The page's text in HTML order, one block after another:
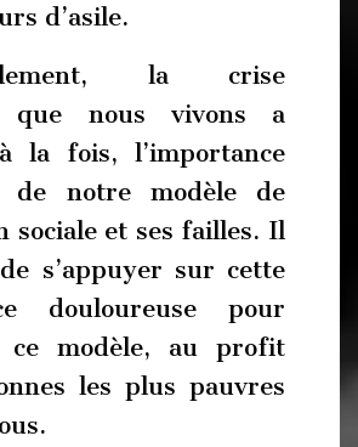
d’asile.
la crise
que nous vivons a
la fois, l’importance
de notre modèle de
sociale et ses failles. Il
s’appuyer sur cette
douloureuse pour
ce modèle, au profit
les plus pauvres